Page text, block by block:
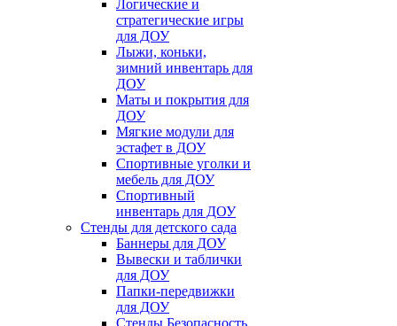
Логические и
стратегические игры
для ДОУ
Лыжи, коньки,
зимний инвентарь для
ДОУ
Маты и покрытия для
ДОУ
Мягкие модули для
эстафет в ДОУ
Спортивные уголки и
мебель для ДОУ
Спортивный
инвентарь для ДОУ
Стенды для детского сада
Баннеры для ДОУ
Вывески и таблички
для ДОУ
Папки-передвижки
для ДОУ
Стенды Безопасность